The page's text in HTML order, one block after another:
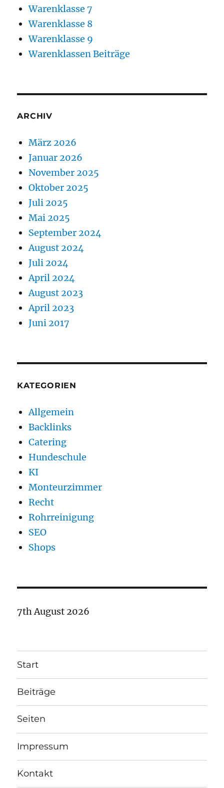
Warenklasse 7
Warenklasse 8
Warenklasse 9
Warenklassen Beiträge
ARCHIV
März 2026
Januar 2026
November 2025
Oktober 2025
Juli 2025
Mai 2025
September 2024
August 2024
Juli 2024
April 2024
August 2023
April 2023
Juni 2017
KATEGORIEN
Allgemein
Backlinks
Catering
Hundeschule
KI
Monteurzimmer
Recht
Rohrreinigung
SEO
Shops
7th August 2026
Start
Beiträge
Seiten
Impressum
Kontakt